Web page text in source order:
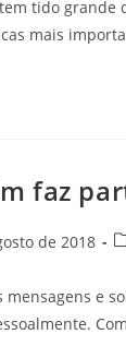
tido grande
mais
faz
de 2018
e